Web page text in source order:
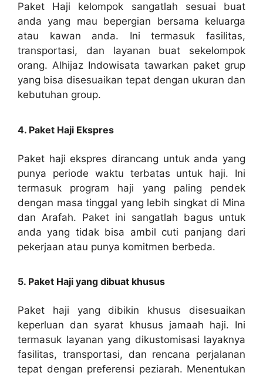
Paket Haji kelompok sangatlah sesuai buat
anda yang mau bepergian bersama keluarga
atau kawan anda. Ini termasuk fasilitas,
transportasi, dan layanan buat sekelompok
orang. Alhijaz Indowisata tawarkan paket grup
yang bisa disesuaikan tepat dengan ukuran dan
kebutuhan group.
4. Paket Haji Ekspres
Paket haji ekspres dirancang untuk anda yang
punya periode waktu terbatas untuk haji. Ini
termasuk program haji yang paling pendek
dengan masa tinggal yang lebih singkat di Mina
dan Arafah. Paket ini sangatlah bagus untuk
anda yang tidak bisa ambil cuti panjang dari
pekerjaan atau punya komitmen berbeda.
5. Paket Haji yang dibuat khusus
Paket haji yang dibikin khusus disesuaikan
keperluan dan syarat khusus jamaah haji. Ini
termasuk layanan yang dikustomisasi layaknya
fasilitas, transportasi, dan rencana perjalanan
tepat dengan preferensi peziarah. Menentukan